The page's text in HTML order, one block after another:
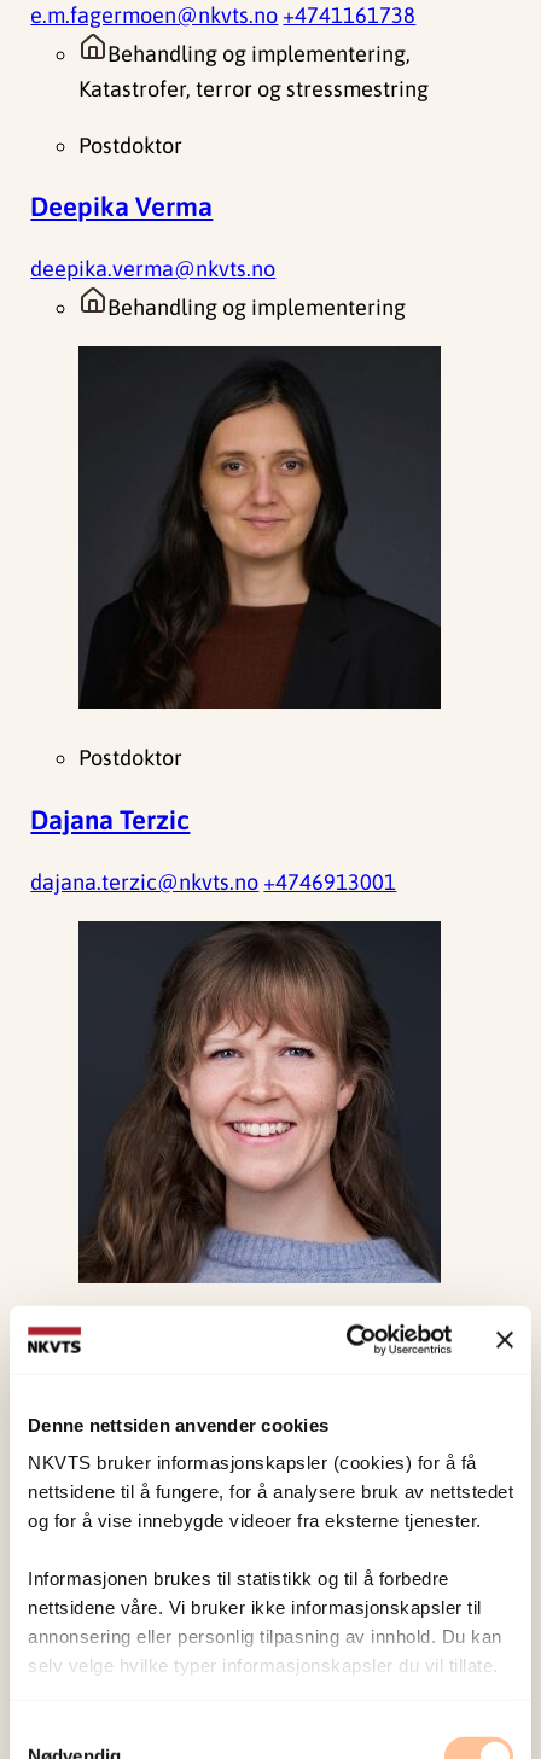
Denne nettsiden anvender cookies
NKVTS bruker informasjonskapsler (cookies) for å få
nettsidene til å fungere, for å analysere bruk av nettstedet
og for å vise innebygde videoer fra eksterne tjenester.
Informasjonen brukes til statistikk og til å forbedre
nettsidene våre. Vi bruker ikke informasjonskapsler til
annonsering eller personlig tilpasning av innhold. Du kan
selv velge hvilke typer informasjonskapsler du vil tillate.
e.m.fagermoen@nkvts.no +4741161738
Behandling og implementering,
Katastrofer, terror og stressmestring
Postdoktor
Deepika Verma
deepika.verma@nkvts.no
Behandling og implementering
Postdoktor
Dajana Terzic
dajana.terzic@nkvts.no +4746913001
Doktorgradsstipendiat
ctok@nkvts.no+4790096437
Vold og overgrep